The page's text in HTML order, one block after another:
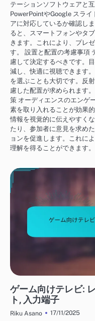
テーションソフトウェアと
PowerPointやGoogle スラ
アに対応しているか確認し
ると、スマートフォンやタ
きます。これにより、プレ
す。 設置と配置の考慮事項
慮して決定するべきです。
減し、快適に視聴できます
を選ぶことも大切です。反
慮した配置が求められます
策 オーディエンスのエンゲ
素を取り入れることが効果
情報を視覚的に伝えやすく
たり、参加者に意見を求め
ョンを促進します。これに
理解を得ることができます
ゲーム向けテレビ:
ト, 入力端子
Riku Asano
17/11/2025